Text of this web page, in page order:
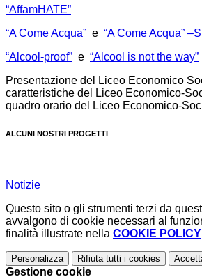
“AffamHATE”
“A Come Acqua” e “A Come Acqua”
“Alcool-proof” e “Alcool is not the way”
Presentazione del Liceo Economico
caratteristiche del Liceo Economico-
quadro orario del Liceo Economico-
ALCUNI NOSTRI PROGETTI
Notizie
Questo sito o gli strumenti terzi da
avvalgono di cookie necessari al
finalità illustrate nella COOKIE POLICY
Personalizza Rifiuta tutti i cookies
Gestione cookie